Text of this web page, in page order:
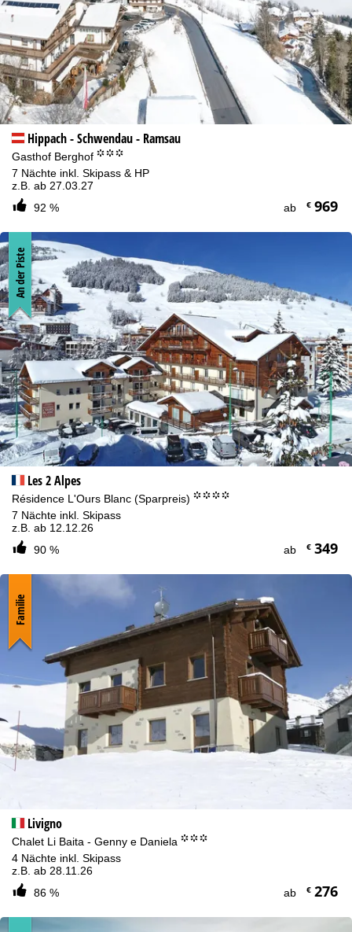
Hippach - Schwendau - Ramsau
Gasthof Berghof °°°
7 Nächte inkl. Skipass & HP
z.B. ab 27.03.27
92 %
ab €969
Les 2 Alpes
Résidence L'Ours Blanc (Sparpreis) °°°°
7 Nächte inkl. Skipass
z.B. ab 12.12.26
90 %
ab €349
An der Piste
Livigno
Chalet Li Baita - Genny e Daniela °°°
4 Nächte inkl. Skipass
z.B. ab 28.11.26
86 %
ab €276
Familie